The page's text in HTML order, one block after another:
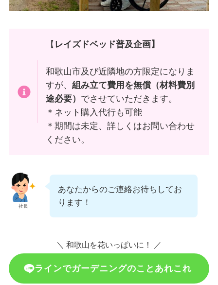
【 レイズドベッド普及企画】
和歌山市及び近隣地の方限定になりま
すが、組み立て費用を無償（材料費別
途必要） でさせていただきます。
＊ネット購入代行も可能
＊期間は未定、詳しくはお問い合わせ
ください。
社長
あなたからのご連絡お待ちしてお
ります！
＼ 和歌山を花いっぱいに！ ／
ラインでガーデニングのことあれこれ